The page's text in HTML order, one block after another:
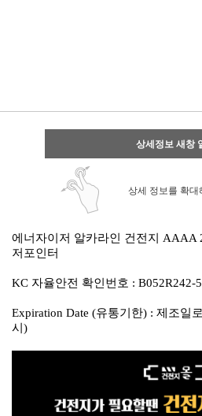
상세정보 새창
상세 정보를 확대
에너자이저 알카라인 건전지 AAAA
저포인터
KC 자율안전 확인번호 : B052R242-
Expiration Date (유통기한) : 제조일
시)